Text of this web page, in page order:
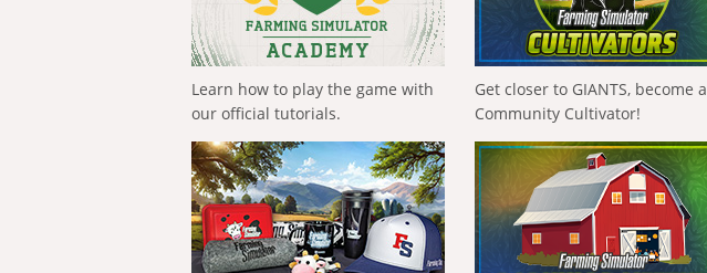
Learn how to play the game with
our official tutorials.
Get closer to GIANTS, become a
Community Cultivator!